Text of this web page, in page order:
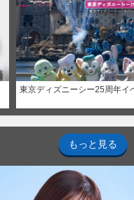
東京ディズニーシー25周年イ
もっと見る